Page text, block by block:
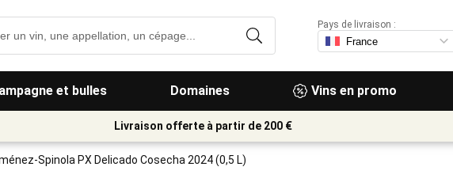
et bulles Domaines Vins en promo
Pays de livraison :
Livraison offerte à partir de 200 €
Spinola PX Delicado Cosecha 2024 (0,5 L)